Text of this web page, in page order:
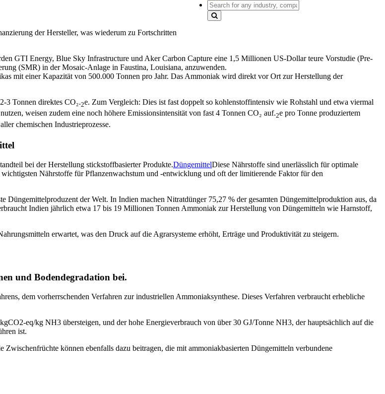
der Hersteller, was wiederum zu Fortschritten
GTI Energy, Blue Sky Infrastructure und Aker Carbon Capture eine 1,5 Millionen US-Dollar teure Vorstudie (Pre-
(SMR) in der Mosaic-Anlage in Faustina, Louisiana, anzuwenden.
mit einer Kapazität von 500.000 Tonnen pro Jahr. Das Ammoniak wird direkt vor Ort zur Herstellung der
3 Tonnen direktes CO₂.2e. Zum Vergleich: Dies ist fast doppelt so kohlenstoffintensiv wie Rohstahl und etwa viermal
weisen zudem eine noch höhere Emissionsintensität von fast 4 Tonnen CO₂ auf.2e pro Tonne produziertem
chemischen Industrieprozesse.
bei der Herstellung stickstoffbasierter Produkte.DüngemittelDiese Nährstoffe sind unerlässlich für optimale
Nährstoffe für Pflanzenwachstum und -entwicklung und oft der limitierende Faktor für den
der Welt. In Indien machen Nitratdünger 75,27 % der gesamten Düngemittelproduktion aus, da
Indien jährlich etwa 17 bis 19 Millionen Tonnen Ammoniak zur Herstellung von Düngemitteln wie Harnstoff,
erwartet, was den Druck auf die Agrarsysteme erhöht, Erträge und Produktivität zu steigern.
und Bodendegradation bei.
dem vorherrschenden Verfahren zur industriellen Ammoniaksynthese. Dieses Verfahren verbraucht erhebliche
eq/kg NH3 übersteigen, und der hohe Energieverbrauch von über 30 GJ/Tonne NH3, der hauptsächlich auf die
ist.
können ebenfalls dazu beitragen, die mit ammoniakbasierten Düngemitteln verbundene